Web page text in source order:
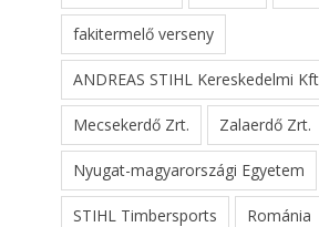
fakitermelő verseny
ANDREAS STIHL Kereskedelmi
Mecsekerdő Zrt. Zalaerdő Zrt.
Nyugat-magyarországi Egyetem
STIHL Timbersports Románia